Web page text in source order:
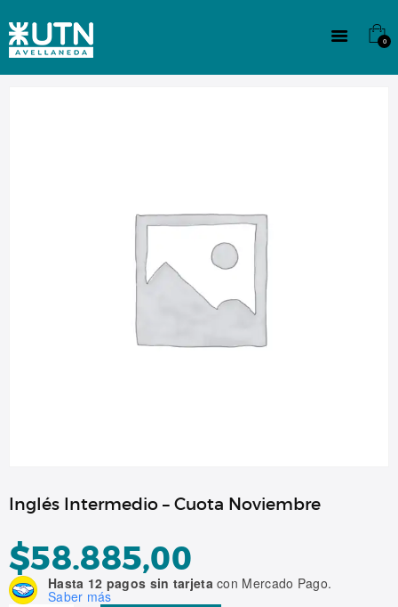
0
CULTURA
Inglés Intermedio – Cuota Noviembre
$58.885,00
Hasta 12 pagos sin tarjetacon Mercado Pago.
Saber más